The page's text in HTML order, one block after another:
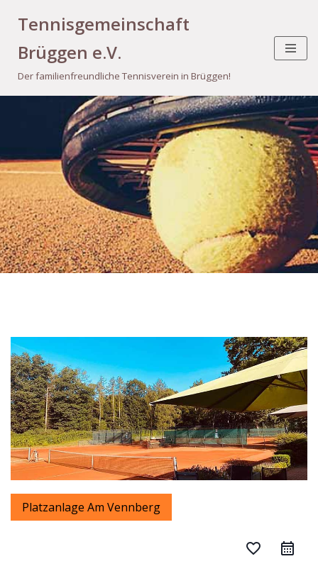
Inhalt
springen
Tennisgemeinschaft
Brüggen e.V.
Der familienfreundliche Tennisverein in Brüggen!
Platzanlage Am Vennberg
favorite_border